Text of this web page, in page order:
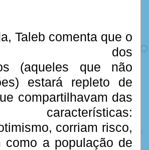
Taleb comenta que o
dos
(aqueles que não
estará repleto de
compartilhavam das
características:
corriam risco,
como a população de